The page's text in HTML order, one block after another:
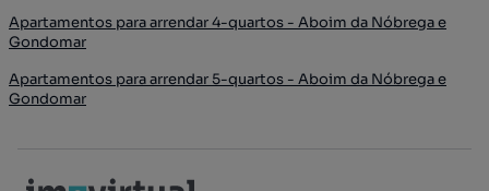
Apartamentos para arrendar 4-quartos - Aboim da Nóbrega e
Gondomar
Apartamentos para arrendar 5-quartos - Aboim da Nóbrega e
Gondomar